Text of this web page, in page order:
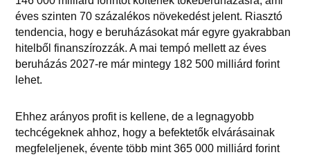
éves szinten 70 százalékos növekedést jelent. Riasztó
tendencia, hogy e beruházásokat már egyre gyakrabban
hitelből finanszírozzák. A mai tempó mellett az éves
beruházás 2027-re már mintegy 182 500 milliárd forint
lehet.
Ehhez arányos profit is kellene, de a legnagyobb
techcégeknek ahhoz, hogy a befektetők elvárásainak
megfeleljenek, évente több mint 365 000 milliárd forint